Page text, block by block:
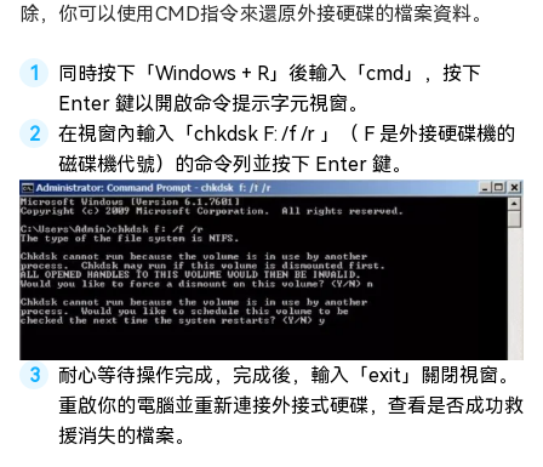
除，你可以使用CMD指令來還原外接硬碟的檔案資料。
同時按下「Windows + R」後輸入「cmd」，按下
Enter 鍵以開啟命令提示字元視窗。
在視窗內輸入「chkdsk F: /f /r 」（ F 是外接硬碟機的
磁碟機代號）的命令列並按下 Enter 鍵。
耐心等待操作完成，完成後，輸入「exit」關閉視窗。
重啟你的電腦並重新連接外接式硬碟，查看是否成功救
援消失的檔案。